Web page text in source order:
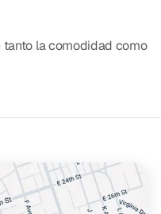
la comodidad como